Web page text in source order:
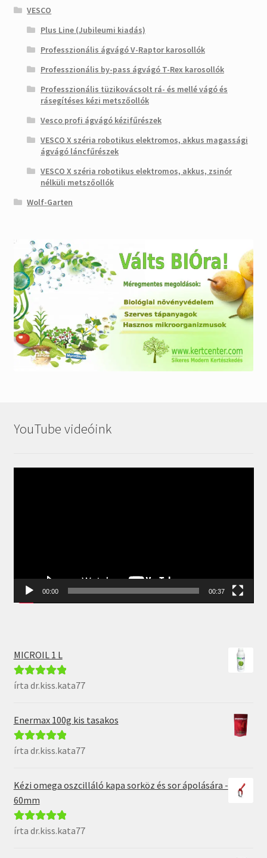
VESCO
Plus Line (Jubileumi kiadás)
Professzionális ágvágó V-Raptor karosollók
Professzionális by-pass ágvágó T-Rex karosollók
Professzionális tüzikovácsolt rá- és mellé vágó és
rásegítéses kézi metszőollók
Vesco profi ágvágó kézifűrészek
VESCO X széria robotikus elektromos, akkus magassági
ágvágó láncfűrészek
VESCO X széria robotikus elektromos, akkus, zsinór
nélküli metszőollók
Wolf-Garten
YouTube videóink
00:00 00:37
MICROIL 1 L
Értékelés:5 /
írta dr.kiss.kata77
Enermax 100g kis tasakos
Értékelés:5 /
írta dr.kiss.kata77
Kézi omega oszcilláló kapa sorköz és sor ápolására -
60mm
Értékelés:5 /
írta dr.kiss.kata77